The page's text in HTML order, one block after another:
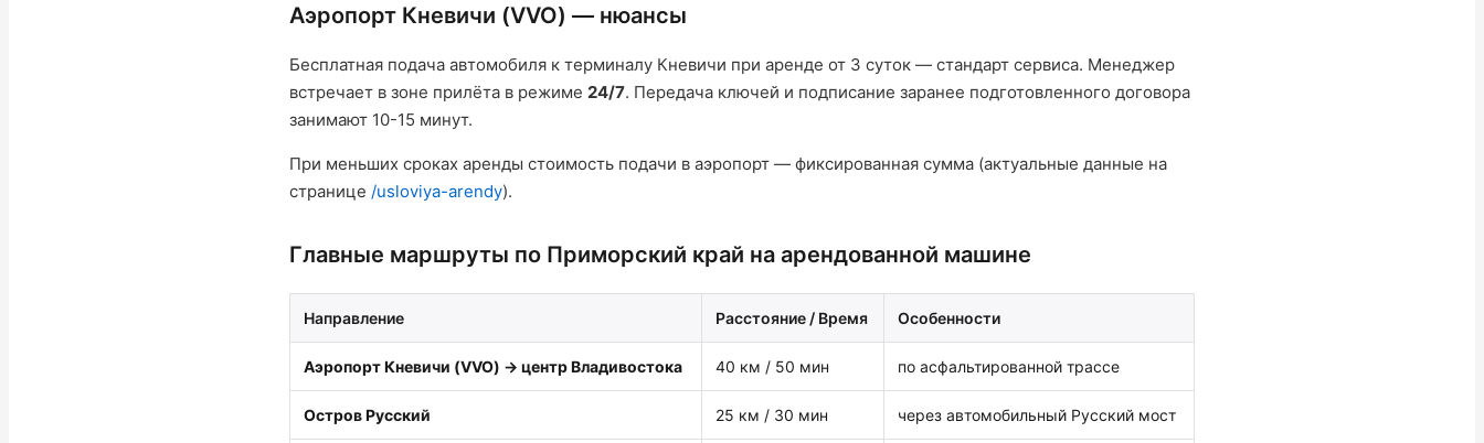
Аэропорт Кневичи (VVO) — нюансы
Бесплатная подача автомобиля к терминалу Кневичи при аренде от 3 суток — стандарт сервиса. Менеджер
встречает в зоне прилёта в режиме 24/7. Передача ключей и подписание заранее подготовленного договора
занимают 10-15 минут.
При меньших сроках аренды стоимость подачи в аэропорт — фиксированная сумма (актуальные данные на
странице /usloviya-arendy).
Главные маршруты по Приморский край на арендованной машине
Направление Расстояние / Время Особенности
Аэропорт Кневичи (VVO) → центр Владивостока 40 км / 50 мин по асфальтированной трассе
Остров Русский 25 км / 30 мин через автомобильный Русский мост